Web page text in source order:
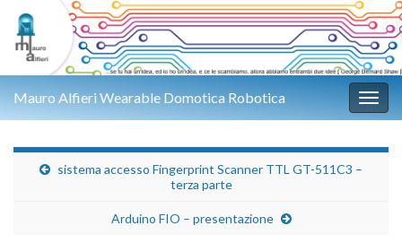
Mauro Alfieri Wearable Domotica Robotica
sistema accesso Fingerprint Scanner TTL GT-511C3 –
terza parte
Arduino FIO – presentazione